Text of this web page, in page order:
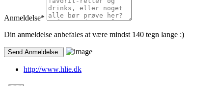
Anmeldelse*
Din anmeldelse anbefales at være mindst 140 tegn lange :)
http://www.hlie.dk